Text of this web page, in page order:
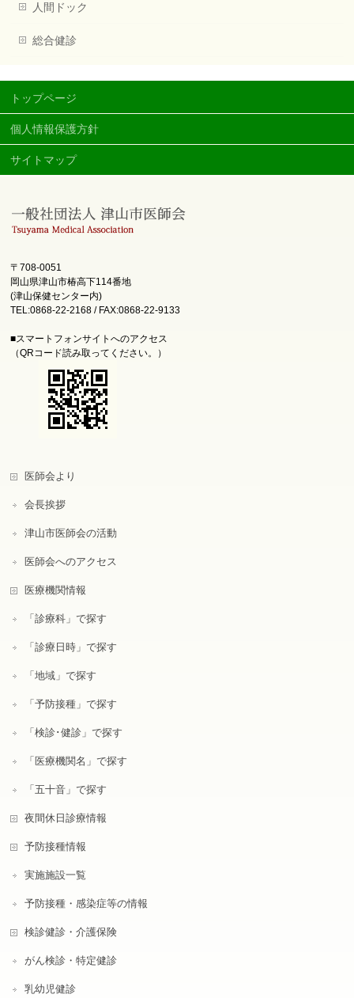
人間ドック
総合健診
トップページ
個人情報保護方針
サイトマップ
〒708-0051
岡山県津山市椿高下114番地
(津山保健センター内)
TEL:0868-22-2168 / FAX:0868-22-9133
■スマートフォンサイトへのアクセス
（QRコード読み取ってください。）
医師会より
会長挨拶
津山市医師会の活動
医師会へのアクセス
医療機関情報
「診療科」で探す
「診療日時」で探す
「地域」で探す
「予防接種」で探す
「検診･健診」で探す
「医療機関名」で探す
「五十音」で探す
夜間休日診療情報
予防接種情報
実施施設一覧
予防接種・感染症等の情報
検診健診・介護保険
がん検診・特定健診
乳幼児健診